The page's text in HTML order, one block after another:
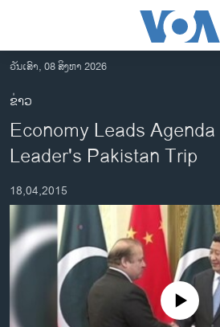
ເຂົ້າ
ຫາ
ຂ້າມ
ຂ້າມ
ຂ້າມ
ໄປ
ຫາ
ຊອກ
ຄົ້ນ
ອາເມຣິກາ
ການເລືອກຕັ້ງ ປະທານາທີບໍດີ ສະຫະລັດ
ຂ່າວ​ຈີນ
ໂລກ
ເອເຊຍ
ອິດສະຫຼະພາບດ້ານການຂ່າວ
ຊີວິດຊາວລາວ
ວັນເສົາ, 08 ສິງຫາ 2026
ຂ່າວ
Economy Leads
Leader's Pakistan Trip
18,04,2015
No media source